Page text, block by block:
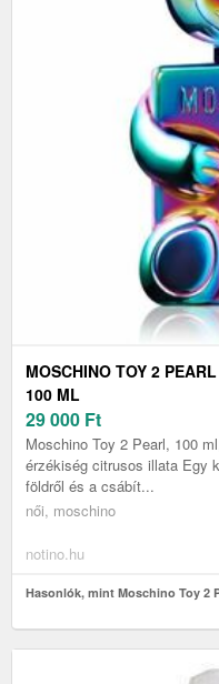
MOSCHINO TOY 2
100 ML
29 000 Ft
Moschino Toy 2 Pearl, 100
érzékiség citrusos illata Egy
földről és a csábít...
női, moschino
notino.hu
Hasonlók, mint Moschino Toy 2